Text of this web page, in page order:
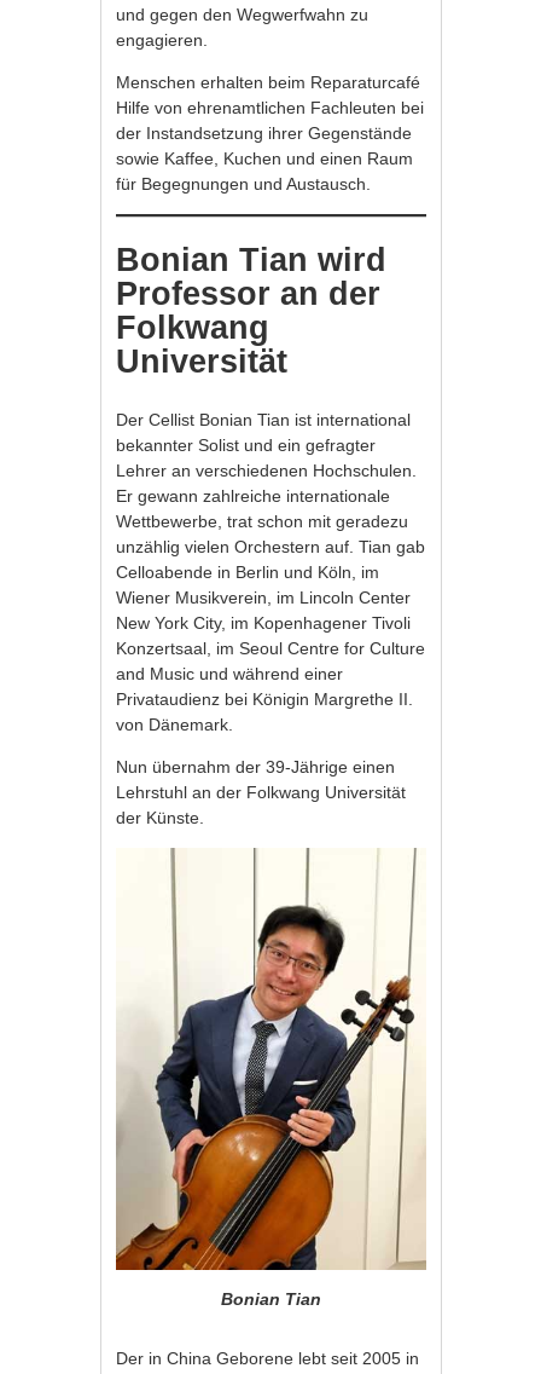
und gegen den Wegwerfwahn zu
engagieren.
Menschen erhalten beim Reparaturcafé
Hilfe von ehrenamtlichen Fachleuten bei
der Instandsetzung ihrer Gegenstände
sowie Kaffee, Kuchen und einen Raum
für Begegnungen und Austausch.
Bonian Tian wird
Professor an der
Folkwang
Universität
Der Cellist Bonian Tian ist international
bekannter Solist und ein gefragter
Lehrer an verschiedenen Hochschulen.
Er gewann zahlreiche internationale
Wettbewerbe, trat schon mit geradezu
unzählig vielen Orchestern auf. Tian gab
Celloabende in Berlin und Köln, im
Wiener Musikverein, im Lincoln Center
New York City, im Kopenhagener Tivoli
Konzertsaal, im Seoul Centre for Culture
and Music und während einer
Privataudienz bei Königin Margrethe II.
von Dänemark.
Nun übernahm der 39-Jährige einen
Lehrstuhl an der Folkwang Universität
der Künste.
Bonian Tian
Der in China Geborene lebt seit 2005 in